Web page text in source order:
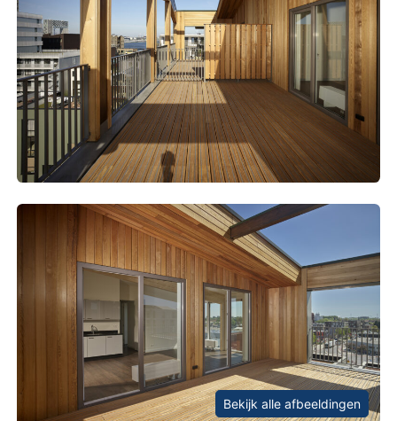
Bekijk alle afbeeldingen